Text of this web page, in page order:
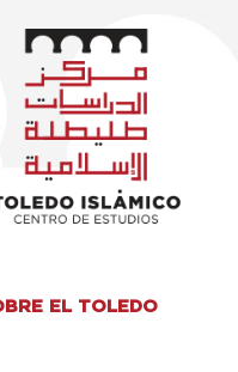
EL TOLEDO